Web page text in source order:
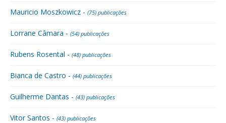
Mauricio Moszkowicz - (75) publicações
Lorrane Câmara - (54) publicações
Rubens Rosental - (48) publicações
Bianca de Castro - (44) publicações
Guilherme Dantas - (43) publicações
Vitor Santos - (43) publicações